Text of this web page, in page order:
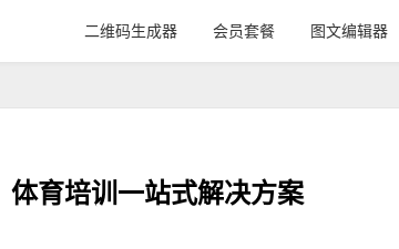
二维码生成器 会员套餐 图文编辑器
育培训一站式解决方案